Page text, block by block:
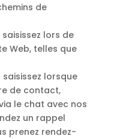
de
lors de
Web, telles que
lorsque
de contact,
le chat avec nos
un rappel
prenez rendez-